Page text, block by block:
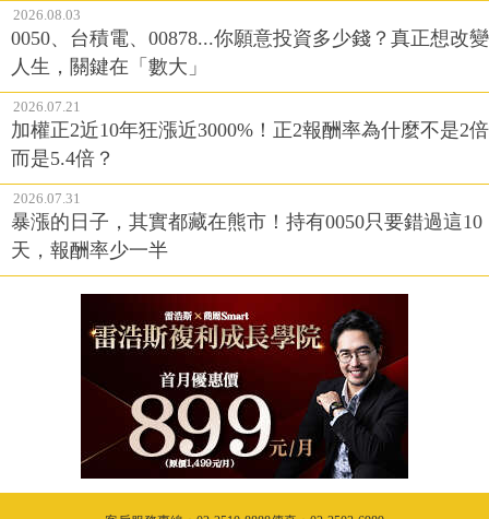
2026.08.03
0050、台積電、00878...你願意投資多少錢？真正想改變
人生，關鍵在「數大」
2026.07.21
加權正2近10年狂漲近3000%！正2報酬率為什麼不是2倍
而是5.4倍？
2026.07.31
暴漲的日子，其實都藏在熊市！持有0050只要錯過這10
天，報酬率少一半